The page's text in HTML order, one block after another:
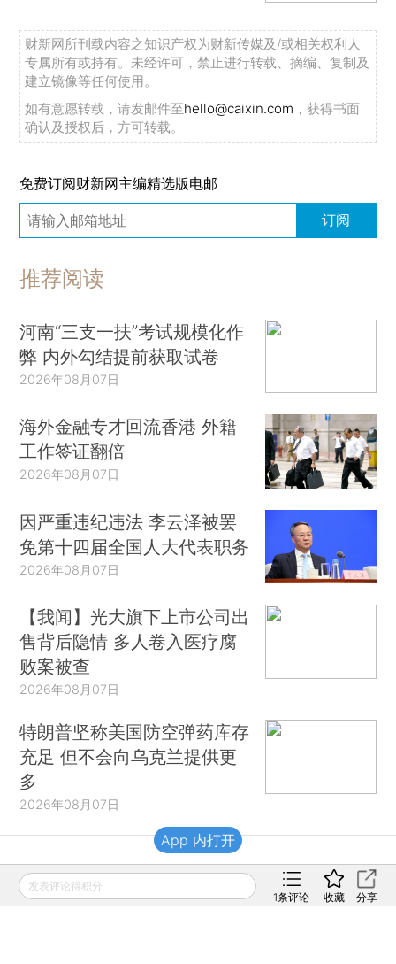
财新网所刊载内容之知识产权为财新传媒及/或相关权利人
专属所有或持有。未经许可，禁止进行转载、摘编、复制及
建立镜像等任何使用。
如有意愿转载，请发邮件至hello@caixin.com ，获得书面
确认及授权后，方可转载。
免费订阅财新网主编精选版电邮
订阅
推荐阅读
河南“三支一扶”考试规模化作
弊 内外勾结提前获取试卷
2026年08月07日
海外金融专才回流香港 外籍
工作签证翻倍
2026年08月07日
因严重违纪违法 李云泽被罢
免第十四届全国人大代表职务
2026年08月07日
【我闻】光大旗下上市公司出
售背后隐情 多人卷入医疗腐
败案被查
2026年08月07日
特朗普坚称美国防空弹药库存
充足 但不会向乌克兰提供更
多
2026年08月07日
财新移动
发表评论得积分
1条评论 收藏 分享
App 内打开